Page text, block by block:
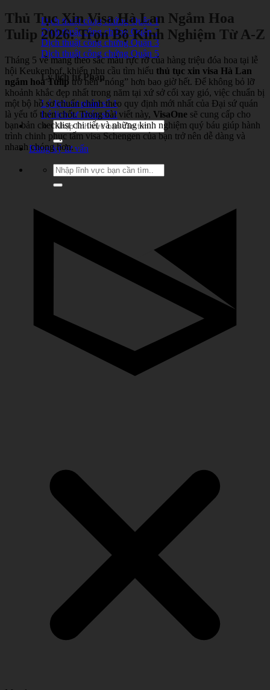
Dịch thuật công chứng Quận 1
Dịch thuật công chứng Quận 2
Dịch thuật công chứng Quận 3
Dịch thuật công chứng Quận 5
Lý lịch tư Pháp
Lý lịch tư pháp số 1
Lý lịch tư pháp số 2
Đăng ký tư vấn
Thủ Tục Xin Visa Hà Lan Ngắm Hoa
Tulip 2026: Trọn Bộ Kinh Nghiệm Từ A-Z
Tháng 5 về mang theo sắc màu rực rỡ của hàng triệu đóa hoa tại lễ
hội Keukenhof, khiến nhu cầu tìm hiểu thủ tục xin visa Hà Lan
ngắm hoa Tulip trở nên “nóng” hơn bao giờ hết. Để không bỏ lỡ
khoảnh khắc đẹp nhất trong năm tại xứ sở cối xay gió, việc chuẩn bị
một bộ hồ sơ chuẩn chỉnh theo quy định mới nhất của Đại sứ quán
là yếu tố then chốt. Trong bài viết này, VisaOne sẽ cung cấp cho
bạn bản checklist chi tiết và những kinh nghiệm quý báu giúp hành
trình chinh phục tấm visa Schengen của bạn trở nên dễ dàng và
nhanh chóng hơn.